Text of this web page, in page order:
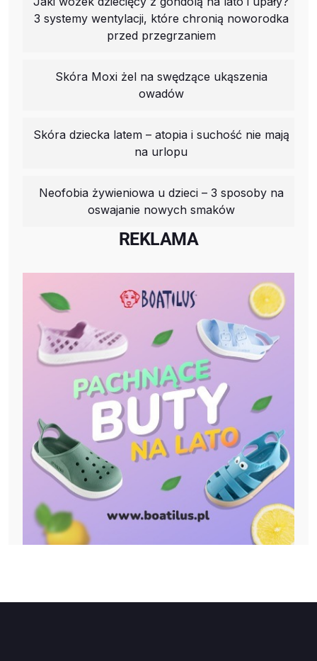
3 systemy wentylacji, które chronią noworodka
przed przegrzaniem
Skóra Moxi żel na swędzące ukąszenia
owadów
Skóra dziecka latem – atopia i suchość nie mają
na urlopu
Neofobia żywieniowa u dzieci – 3 sposoby na
oswajanie nowych smaków
REKLAMA